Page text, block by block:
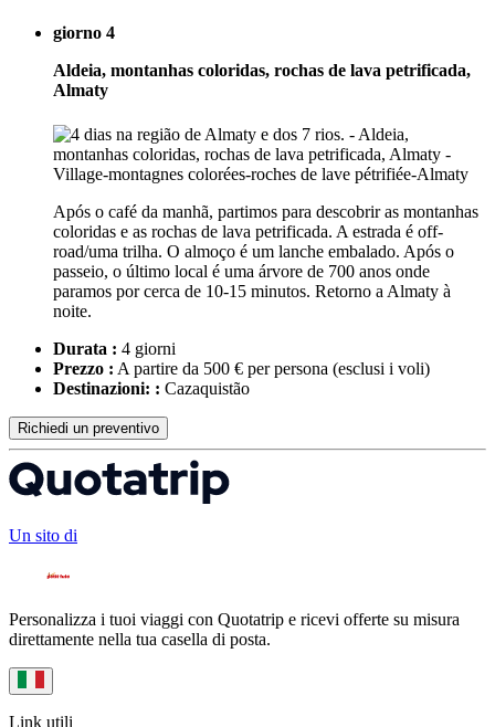
giorno 4
Aldeia, montanhas coloridas, rochas de lava petrificada,
Almaty
Após o café da manhã, partimos para descobrir as montanhas
coloridas e as rochas de lava petrificada. A estrada é off-
road/uma trilha. O almoço é um lanche embalado. Após o
passeio, o último local é uma árvore de 700 anos onde
paramos por cerca de 10-15 minutos. Retorno a Almaty à
noite.
Durata : 4 giorni
Prezzo : A partire da 500 € per persona (esclusi i voli)
Destinazioni: : Cazaquistão
Richiedi un preventivo
Un sito di
Personalizza i tuoi viaggi con Quotatrip e ricevi offerte su misura
direttamente nella tua casella di posta.
Link utili